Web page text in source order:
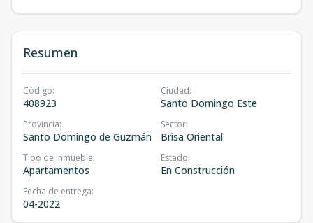
Resumen
Código:
408923
Ciudad:
Santo Domingo Este
Provincia:
Santo Domingo de Guzmán
Sector:
Brisa Oriental
Tipo de inmueble:
Apartamentos
Estado:
En Construcción
Fecha de entrega:
04-2022